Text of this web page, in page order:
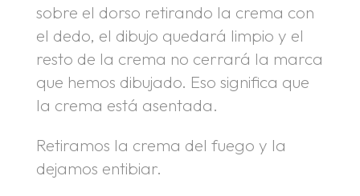
sobre el dorso retirando la crema con
el dedo, el dibujo quedará limpio y el
resto de la crema no cerrará la marca
que hemos dibujado. Eso significa que
la crema está asentada.
Retiramos la crema del fuego y la
dejamos entibiar.